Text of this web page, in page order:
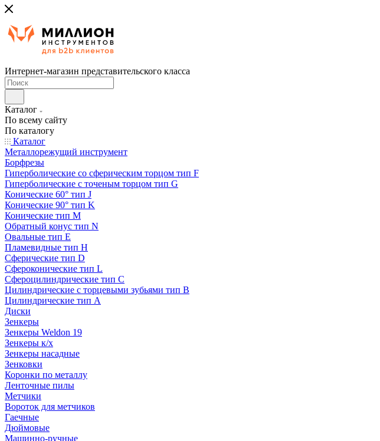
Интернет-магазин представительского класса
Каталог
По всему сайту
По каталогу
Каталог
Металлорежущий инструмент
Борфрезы
Гиперболические cо сферическим торцом тип F
Гиперболические с точеным торцом тип G
Конические 60° тип J
Конические 90° тип K
Конические тип M
Обратный конус тип N
Овальные тип E
Пламевидные тип H
Сферические тип D
Сфероконические тип L
Сфероцилиндрические тип C
Цилиндрические с торцевыми зубьями тип B
Цилиндрические тип А
Диски
Зенкеры
Зенкеры Weldon 19
Зенкеры к/х
Зенкеры насадные
Зенковки
Коронки по металлу
Ленточные пилы
Метчики
Вороток для метчиков
Гаечные
Дюймовые
Машинно-ручные